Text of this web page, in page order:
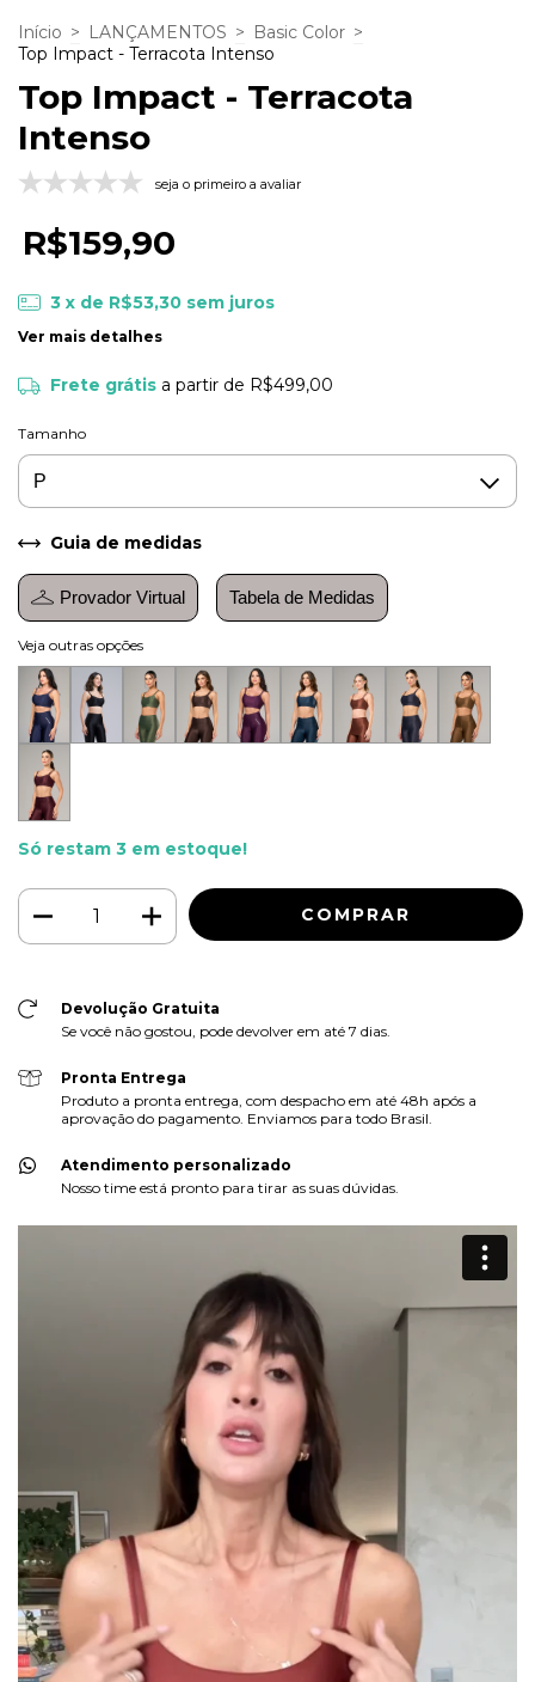
Início > LANÇAMENTOS > Basic Color >
Top Impact - Terracota Intenso
Top Impact - Terracota
Intenso
seja o primeiro a avaliar
R$159,90
3 x de R$53,30 sem juros
Ver mais detalhes
Frete grátis a partir de R$499,00
Tamanho
Guia de medidas
Provador Virtual Tabela de Medidas
Veja outras opções
Só restam 3 em estoque!
Devolução Gratuita
Se você não gostou, pode devolver em até 7 dias.
Pronta Entrega
Produto a pronta entrega, com despacho em até 48h após a
aprovação do pagamento. Enviamos para todo Brasil.
Atendimento personalizado
Nosso time está pronto para tirar as suas dúvidas.